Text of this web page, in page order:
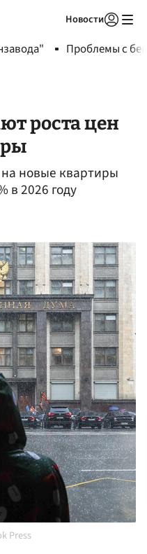
Новости
Проблемы с
роста цен
новые квартиры
в 2026 году
Press